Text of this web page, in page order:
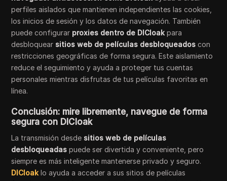
perfiles aislados que mantienen independientes las cookies,
los inicios de sesión y los datos de navegación. También
puede configurar proxies dentro de DICloak para
desbloquear sitios web de películas desbloqueados con
restricciones geográficas de forma segura. Este aislamiento
reduce el seguimiento y ayuda a proteger tus cuentas
personales mientras disfrutas de tus películas favoritas en
línea.
Conclusión: mire libremente, navegue de forma
segura con DICloak
La transmisión desde sitios web de películas
desbloqueadas puede ser divertida y conveniente, pero
siempre es más inteligente mantenerse privado y seguro.
DICloak lo ayuda a acceder a sus sitios de películas